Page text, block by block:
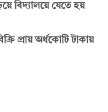
বিদ্যালয়ে যেতে হয়
প্রায় অর্ধকোটি টাকায়